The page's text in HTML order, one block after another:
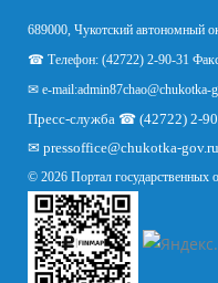
689000, Чукотский автономный
☎ Телефон: (42722) 2-90-31
✉ e-mail:admin87chao@chukotka-
Пресс-служба ☎ (42722) 2-
✉ pressoffice@chukotka-gov.ru
© 2026 Портал государственных